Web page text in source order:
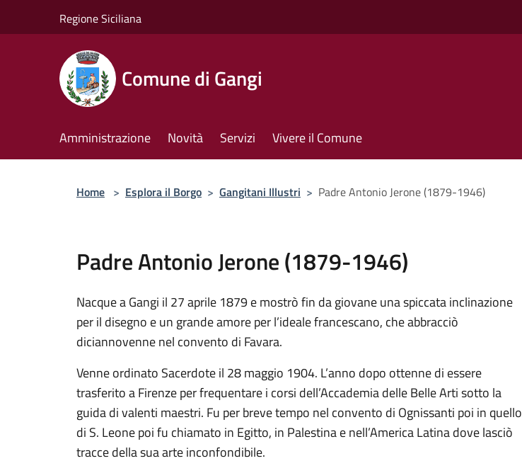
Regione Siciliana
Comune di Gangi
Amministrazione Novità Servizi Vivere il Comune
Home > Esplora il Borgo > Gangitani Illustri > Padre Antonio Jerone (1879-1946)
Padre Antonio Jerone (1879-1946)
Nacque a Gangi il 27 aprile 1879 e mostrò fin da giovane una spiccata inclinazione
per il disegno e un grande amore per l’ideale francescano, che abbracciò
diciannovenne nel convento di Favara.
Venne ordinato Sacerdote il 28 maggio 1904. L’anno dopo ottenne di essere
trasferito a Firenze per frequentare i corsi dell’Accademia delle Belle Arti sotto la
guida di valenti maestri. Fu per breve tempo nel convento di Ognissanti poi in quello
di S. Leone poi fu chiamato in Egitto, in Palestina e nell’America Latina dove lasciò
tracce della sua arte inconfondibile.